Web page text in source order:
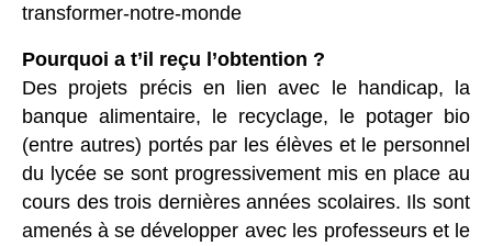
transformer-notre-monde
Pourquoi a t’il reçu l’obtention ?
Des projets précis en lien avec le handicap, la
banque alimentaire, le recyclage, le potager bio
(entre autres) portés par les élèves et le personnel
du lycée se sont progressivement mis en place au
cours des trois dernières années scolaires. Ils sont
amenés à se développer avec les professeurs et le